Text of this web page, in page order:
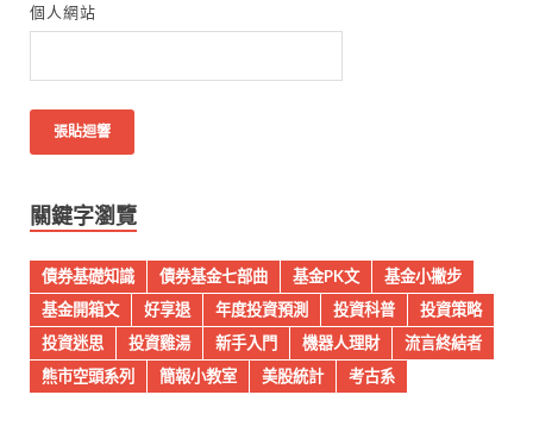
個人網站
關鍵字瀏覽
債券基礎知識 債券基金七部曲 基金PK文
基金小撇步
基金開箱文
好享退 年度投資預測 投資科普
投資策略
投資迷思
投資雞湯 新手入門 機器人理財
流言終結者
熊市空頭系列
簡報小教室 美股統計 考古系